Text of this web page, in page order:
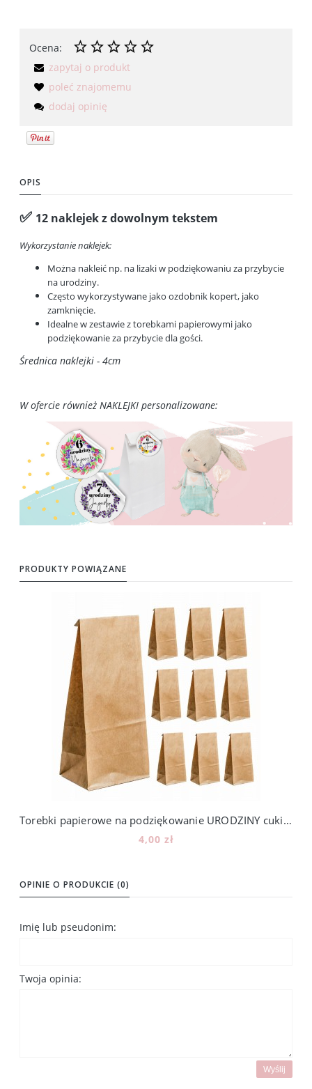
Ocena:
zapytaj o produkt
poleć znajomemu
dodaj opinię
OPIS
✅ 12 naklejek z dowolnym tekstem
Wykorzystanie naklejek:
Można nakleić np. na lizaki w podziękowaniu za przybycie
na urodziny.
Często wykorzystywane jako ozdobnik kopert, jako
zamknięcie.
Idealne w zestawie z torebkami papierowymi jako
podziękowanie za przybycie dla gości.
Średnica naklejki - 4cm
W ofercie również NAKLEJKI personalizowane:
PRODUKTY POWIĄZANE
Torebki papierowe na podziękowanie URODZINY cukierki KALENDARZ ADWENTOWY - 12 szt.
4,00 zł
OPINIE O PRODUKCIE (0)
Imię lub pseudonim:
Twoja opinia:
Wyślij